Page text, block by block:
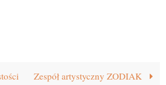
Zespół artystyczny ZODIAK